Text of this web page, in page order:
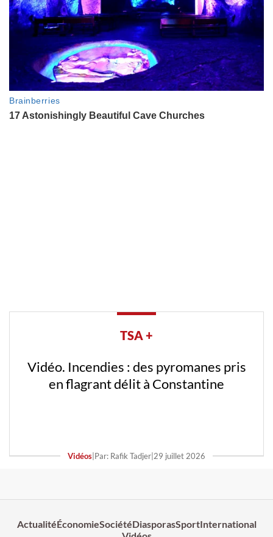
TSA +
Vidéo. Incendies : des pyromanes pris
en flagrant délit à Constantine
Vidéos Par: Rafik Tadjer 29 juillet 2026
ActualitéÉconomieSociétéDiasporasSportInternational